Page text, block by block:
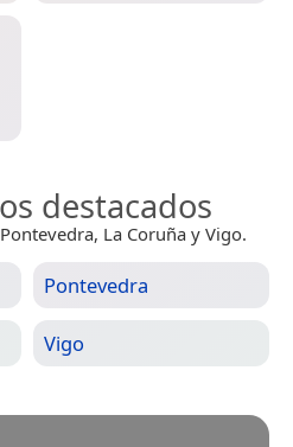
destacados
La Coruña y Vigo.
Pontevedra
Vigo